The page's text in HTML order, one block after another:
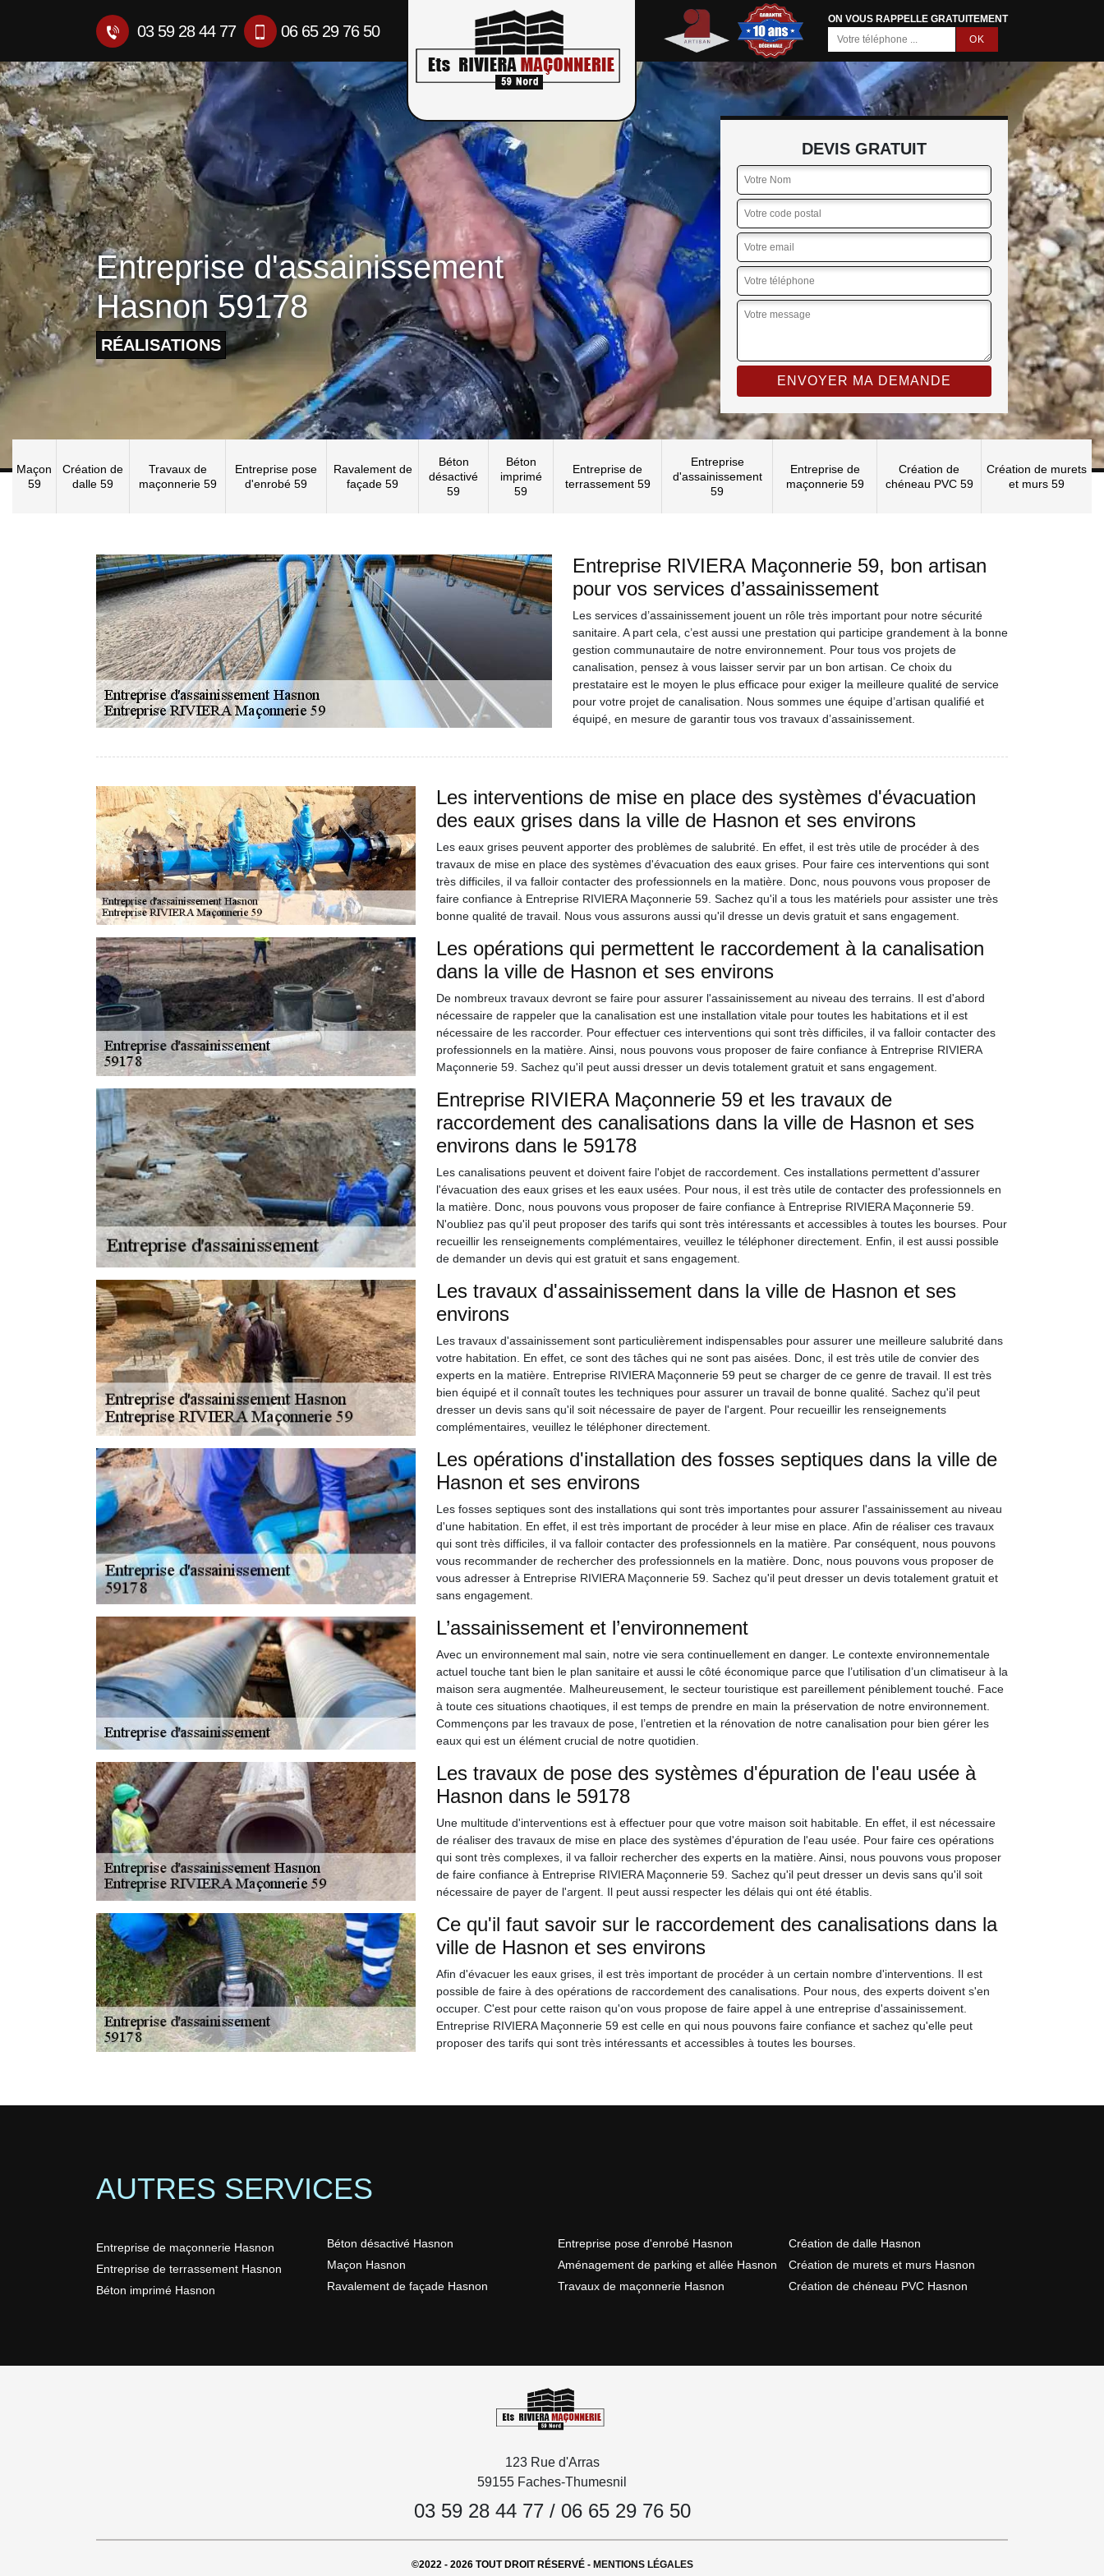
03 59 28 44 77 06 65 29 76 50
ON VOUS RAPPELLE GRATUITEMENT
Entreprise d'assainissement
Hasnon 59178
RÉALISATIONS
DEVIS GRATUIT
Maçon
59
Création de
dalle 59
Travaux de
maçonnerie 59
Entreprise pose
d'enrobé 59
Ravalement de
façade 59
Béton
désactivé
59
Béton
imprimé
59
Entreprise de
terrassement 59
Entreprise
d'assainissement
59
Entreprise de
maçonnerie 59
Création de
chéneau PVC 59
Création de murets
et murs 59
Entreprise RIVIERA Maçonnerie 59, bon artisan
pour vos services d’assainissement
Les services d’assainissement jouent un rôle très important pour notre sécurité
sanitaire. A part cela, c’est aussi une prestation qui participe grandement à la bonne
gestion communautaire de notre environnement. Pour tous vos projets de
canalisation, pensez à vous laisser servir par un bon artisan. Ce choix du
prestataire est le moyen le plus efficace pour exiger la meilleure qualité de service
pour votre projet de canalisation. Nous sommes une équipe d’artisan qualifié et
équipé, en mesure de garantir tous vos travaux d’assainissement.
Les interventions de mise en place des systèmes d'évacuation
des eaux grises dans la ville de Hasnon et ses environs
Les eaux grises peuvent apporter des problèmes de salubrité. En effet, il est très utile de procéder à des
travaux de mise en place des systèmes d'évacuation des eaux grises. Pour faire ces interventions qui sont
très difficiles, il va falloir contacter des professionnels en la matière. Donc, nous pouvons vous proposer de
faire confiance à Entreprise RIVIERA Maçonnerie 59. Sachez qu'il a tous les matériels pour assister une très
bonne qualité de travail. Nous vous assurons aussi qu'il dresse un devis gratuit et sans engagement.
Les opérations qui permettent le raccordement à la canalisation
dans la ville de Hasnon et ses environs
De nombreux travaux devront se faire pour assurer l'assainissement au niveau des terrains. Il est d'abord
nécessaire de rappeler que la canalisation est une installation vitale pour toutes les habitations et il est
nécessaire de les raccorder. Pour effectuer ces interventions qui sont très difficiles, il va falloir contacter des
professionnels en la matière. Ainsi, nous pouvons vous proposer de faire confiance à Entreprise RIVIERA
Maçonnerie 59. Sachez qu'il peut aussi dresser un devis totalement gratuit et sans engagement.
Entreprise RIVIERA Maçonnerie 59 et les travaux de
raccordement des canalisations dans la ville de Hasnon et ses
environs dans le 59178
Les canalisations peuvent et doivent faire l'objet de raccordement. Ces installations permettent d'assurer
l'évacuation des eaux grises et les eaux usées. Pour nous, il est très utile de contacter des professionnels en
la matière. Donc, nous pouvons vous proposer de faire confiance à Entreprise RIVIERA Maçonnerie 59.
N'oubliez pas qu'il peut proposer des tarifs qui sont très intéressants et accessibles à toutes les bourses. Pour
recueillir les renseignements complémentaires, veuillez le téléphoner directement. Enfin, il est aussi possible
de demander un devis qui est gratuit et sans engagement.
Les travaux d'assainissement dans la ville de Hasnon et ses
environs
Les travaux d'assainissement sont particulièrement indispensables pour assurer une meilleure salubrité dans
votre habitation. En effet, ce sont des tâches qui ne sont pas aisées. Donc, il est très utile de convier des
experts en la matière. Entreprise RIVIERA Maçonnerie 59 peut se charger de ce genre de travail. Il est très
bien équipé et il connaît toutes les techniques pour assurer un travail de bonne qualité. Sachez qu'il peut
dresser un devis sans qu'il soit nécessaire de payer de l'argent. Pour recueillir les renseignements
complémentaires, veuillez le téléphoner directement.
Les opérations d'installation des fosses septiques dans la ville de
Hasnon et ses environs
Les fosses septiques sont des installations qui sont très importantes pour assurer l'assainissement au niveau
d'une habitation. En effet, il est très important de procéder à leur mise en place. Afin de réaliser ces travaux
qui sont très difficiles, il va falloir contacter des professionnels en la matière. Par conséquent, nous pouvons
vous recommander de rechercher des professionnels en la matière. Donc, nous pouvons vous proposer de
vous adresser à Entreprise RIVIERA Maçonnerie 59. Sachez qu'il peut dresser un devis totalement gratuit et
sans engagement.
L’assainissement et l’environnement
Avec un environnement mal sain, notre vie sera continuellement en danger. Le contexte environnementale
actuel touche tant bien le plan sanitaire et aussi le côté économique parce que l’utilisation d’un climatiseur à la
maison sera augmentée. Malheureusement, le secteur touristique est pareillement péniblement touché. Face
à toute ces situations chaotiques, il est temps de prendre en main la préservation de notre environnement.
Commençons par les travaux de pose, l’entretien et la rénovation de notre canalisation pour bien gérer les
eaux qui est un élément crucial de notre quotidien.
Les travaux de pose des systèmes d'épuration de l'eau usée à
Hasnon dans le 59178
Une multitude d'interventions est à effectuer pour que votre maison soit habitable. En effet, il est nécessaire
de réaliser des travaux de mise en place des systèmes d'épuration de l'eau usée. Pour faire ces opérations
qui sont très complexes, il va falloir rechercher des experts en la matière. Ainsi, nous pouvons vous proposer
de faire confiance à Entreprise RIVIERA Maçonnerie 59. Sachez qu'il peut dresser un devis sans qu'il soit
nécessaire de payer de l'argent. Il peut aussi respecter les délais qui ont été établis.
Ce qu'il faut savoir sur le raccordement des canalisations dans la
ville de Hasnon et ses environs
Afin d'évacuer les eaux grises, il est très important de procéder à un certain nombre d'interventions. Il est
possible de faire à des opérations de raccordement des canalisations. Pour nous, des experts doivent s'en
occuper. C'est pour cette raison qu'on vous propose de faire appel à une entreprise d'assainissement.
Entreprise RIVIERA Maçonnerie 59 est celle en qui nous pouvons faire confiance et sachez qu'elle peut
proposer des tarifs qui sont très intéressants et accessibles à toutes les bourses.
AUTRES SERVICES
Entreprise de maçonnerie Hasnon
Entreprise de terrassement Hasnon
Béton imprimé Hasnon
Béton désactivé Hasnon
Maçon Hasnon
Ravalement de façade Hasnon
Entreprise pose d'enrobé Hasnon
Aménagement de parking et allée Hasnon
Travaux de maçonnerie Hasnon
Création de dalle Hasnon
Création de murets et murs Hasnon
Création de chéneau PVC Hasnon
123 Rue d'Arras
59155 Faches-Thumesnil
03 59 28 44 77/ 06 65 29 76 50
©2022 - 2026 TOUT DROIT RÉSERVÉ - MENTIONS LÉGALES